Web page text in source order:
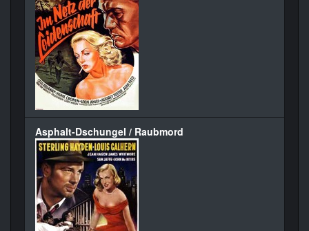
Asphalt-Dschungel / Raubmord